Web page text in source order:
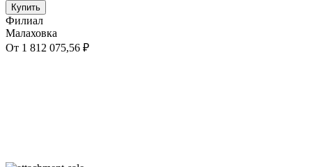
Купить
Филиал
Малаховка
От 1 812 075,56 ₽